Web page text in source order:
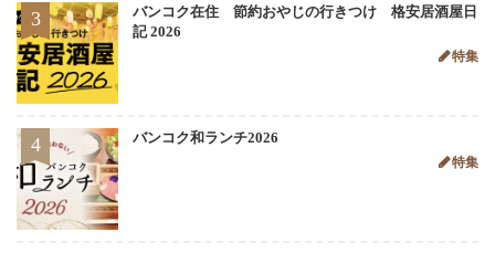
3
バンコク在住 節約おやじの行きつけ 格安居酒屋日
記 2026
特集
4 バンコク和ランチ2026
特集